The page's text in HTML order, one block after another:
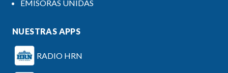
EMISORAS UNIDAS
NUESTRAS APPS
RADIO HRN